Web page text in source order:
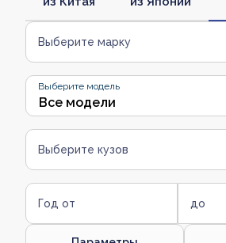
Выберите марку
Выберите модель
Выберите кузов
Год от до